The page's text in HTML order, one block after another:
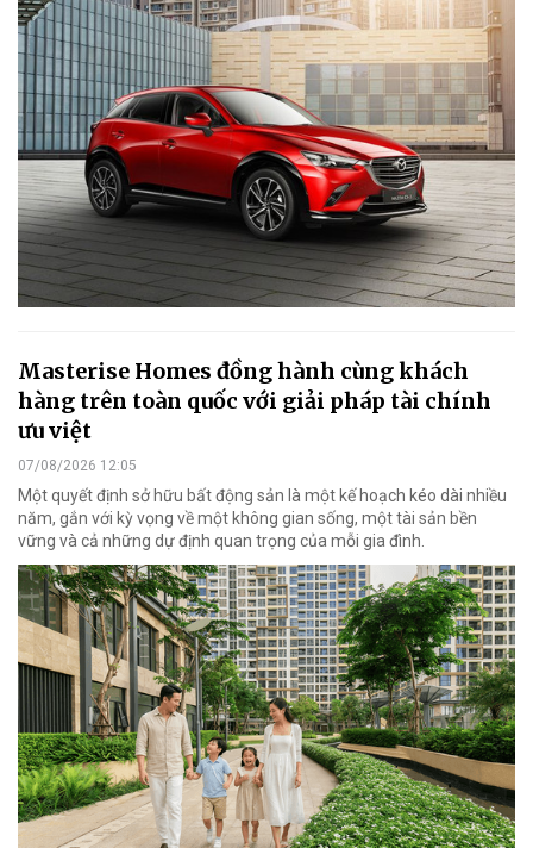
Masterise Homes đồng hành cùng khách
hàng trên toàn quốc với giải pháp tài chính
ưu việt
07/08/2026 12:05
Một quyết định sở hữu bất động sản là một kế hoạch kéo dài nhiều
năm, gắn với kỳ vọng về một không gian sống, một tài sản bền
vững và cả những dự định quan trọng của mỗi gia đình.